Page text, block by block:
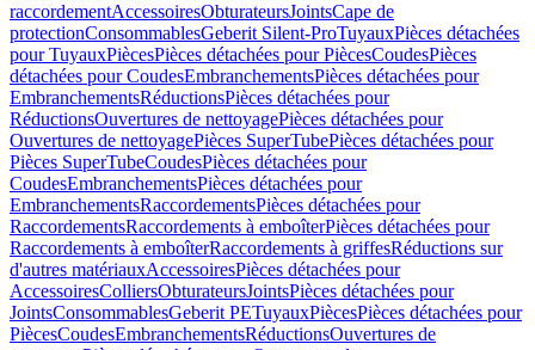
raccordementAccessoiresObturateursJointsCape de
protectionConsommablesGeberit Silent-ProTuyauxPièces détachées
pour TuyauxPiècesPièces détachées pour PiècesCoudesPièces
détachées pour CoudesEmbranchementsPièces détachées pour
EmbranchementsRéductionsPièces détachées pour
RéductionsOuvertures de nettoyagePièces détachées pour
Ouvertures de nettoyagePièces SuperTubePièces détachées pour
Pièces SuperTubeCoudesPièces détachées pour
CoudesEmbranchementsPièces détachées pour
EmbranchementsRaccordementsPièces détachées pour
RaccordementsRaccordements à emboîterPièces détachées pour
Raccordements à emboîterRaccordements à griffesRéductions sur
d'autres matériauxAccessoiresPièces détachées pour
AccessoiresColliersObturateursJointsPièces détachées pour
JointsConsommablesGeberit PETuyauxPiècesPièces détachées pour
PiècesCoudesEmbranchementsRéductionsOuvertures de